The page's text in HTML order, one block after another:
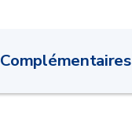
Complémentaires